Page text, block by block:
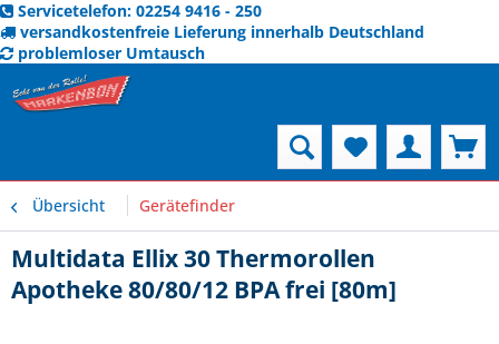
Servicetelefon: 02254 9416 - 250
versandkostenfreie Lieferung innerhalb Deutschland
problemloser Umtausch
Übersicht Gerätefinder
Multidata Ellix 30 Thermorollen
Apotheke 80/80/12 BPA frei [80m]